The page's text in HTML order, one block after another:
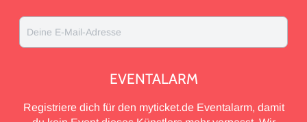
Deine E-Mail-Adresse
EVENTALARM
Registriere dich für den myticket.de Eventalarm, damit